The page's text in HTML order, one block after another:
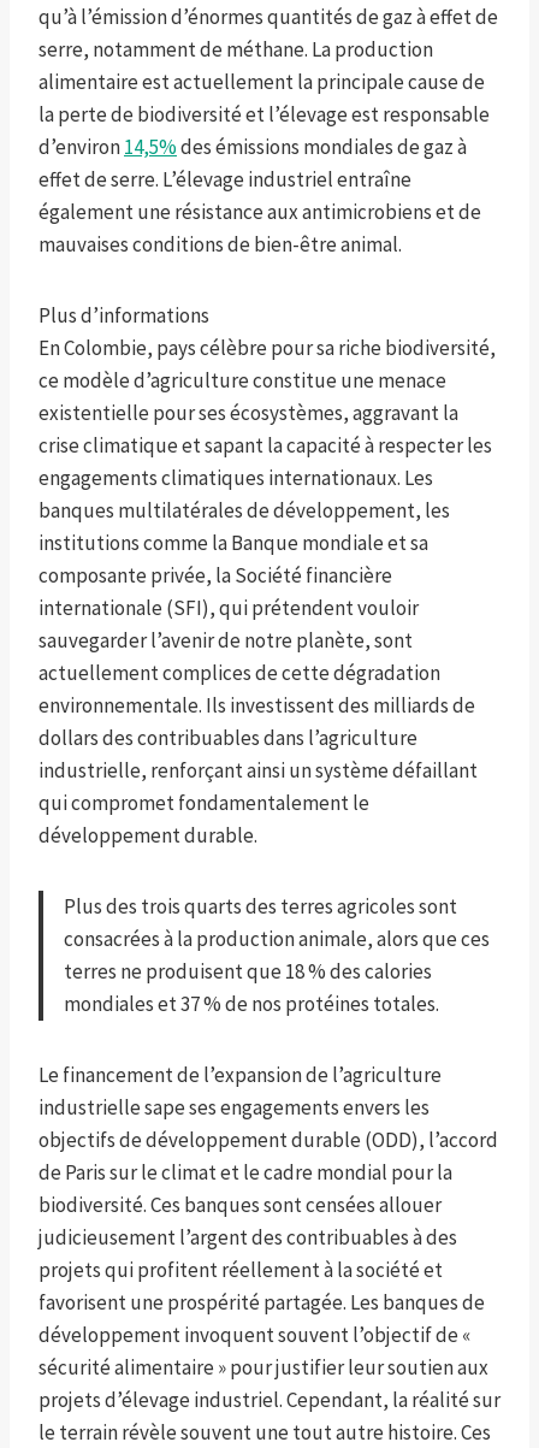
qu’à l’émission d’énormes quantités de gaz à effet de
serre, notamment de méthane. La production
alimentaire est actuellement la principale cause de
la perte de biodiversité et l’élevage est responsable
d’environ14,5%des émissions mondiales de gaz à
effet de serre. L’élevage industriel entraîne
également une résistance aux antimicrobiens et de
mauvaises conditions de bien-être animal.
Plus d’informations
En Colombie, pays célèbre pour sa riche biodiversité,
ce modèle d’agriculture constitue une menace
existentielle pour ses écosystèmes, aggravant la
crise climatique et sapant la capacité à respecter les
engagements climatiques internationaux. Les
banques multilatérales de développement, les
institutions comme la Banque mondiale et sa
composante privée, la Société financière
internationale (SFI), qui prétendent vouloir
sauvegarder l’avenir de notre planète, sont
actuellement complices de cette dégradation
environnementale. Ils investissent des milliards de
dollars des contribuables dans l’agriculture
industrielle, renforçant ainsi un système défaillant
qui compromet fondamentalement le
développement durable.
Plus des trois quarts des terres agricoles sont
consacrées à la production animale, alors que ces
terres ne produisent que 18 % des calories
mondiales et 37 % de nos protéines totales.
Le financement de l’expansion de l’agriculture
industrielle sape ses engagements envers les
objectifs de développement durable (ODD), l’accord
de Paris sur le climat et le cadre mondial pour la
biodiversité. Ces banques sont censées allouer
judicieusement l’argent des contribuables à des
projets qui profitent réellement à la société et
favorisent une prospérité partagée. Les banques de
développement invoquent souvent l’objectif de «
sécurité alimentaire » pour justifier leur soutien aux
projets d’élevage industriel. Cependant, la réalité sur
le terrain révèle souvent une tout autre histoire. Ces